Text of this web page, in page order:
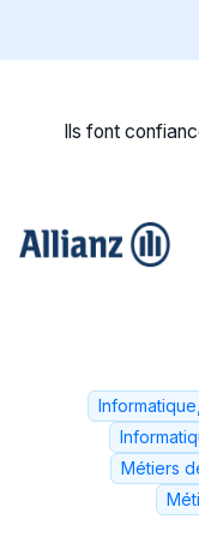
Ils font
Métiers